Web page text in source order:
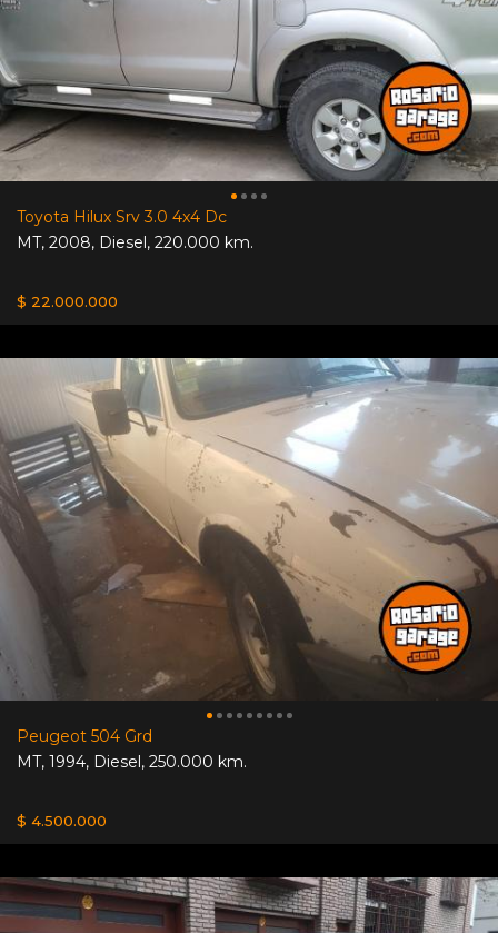
Toyota Hilux Srv 3.0 4x4 Dc
MT, 2008, Diesel, 220.000 km.
$ 22.000.000
Peugeot 504 Grd
MT, 1994, Diesel, 250.000 km.
$ 4.500.000